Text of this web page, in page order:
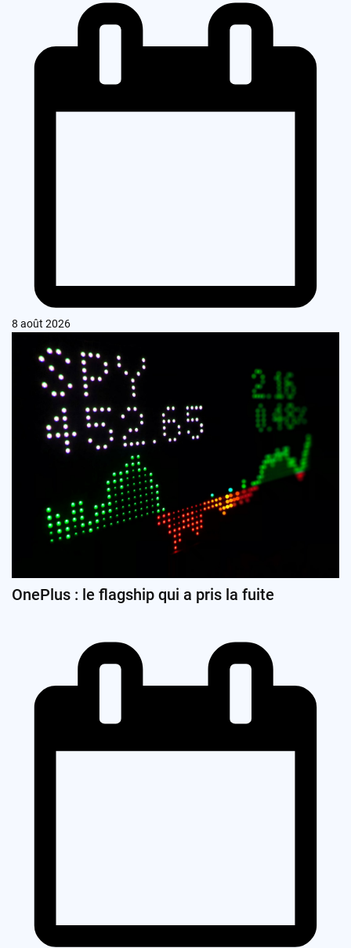
8 août 2026
OnePlus : le flagship qui a pris la fuite